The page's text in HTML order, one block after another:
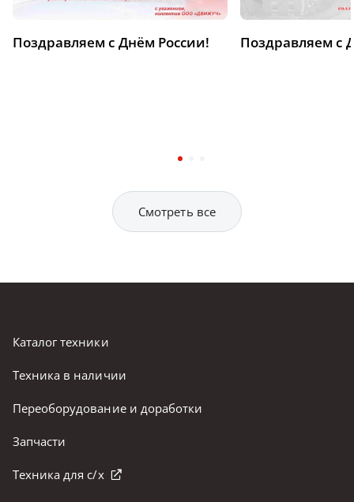
Поздравляем с Днём России! Поздравляем с
Смотреть все
Каталог техники
Техника в наличии
Переоборудование и доработки
Запчасти
Техника для с/х